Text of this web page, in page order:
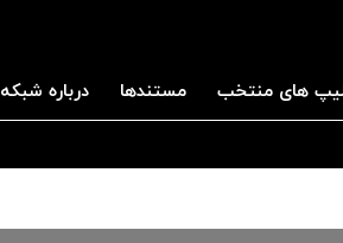
های منتخب مستندها درباره شبکه